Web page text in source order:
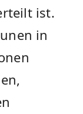
ist.
in